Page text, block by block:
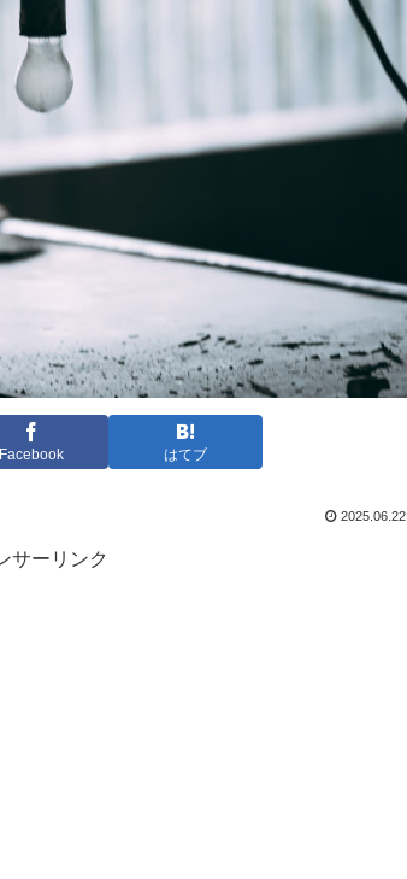
Facebook はてブ
2025.06.22
サーリンク